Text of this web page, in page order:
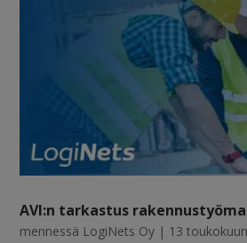
AVI:n tarkastus
mennessä LogiNets Oy | 13